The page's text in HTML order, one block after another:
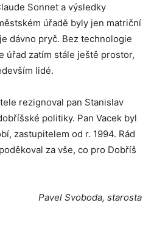
Sonnet a výsledky
úřadě byly jen matriční
dávno pryč. Bez technologie
úřad zatím stále ještě prostor,
lidé.
rezignoval pan Stanislav
politiky. Pan Vacek byl
zastupitelem od r. 1994. Rád
za vše, co pro Dobříš
Pavel Svoboda, starosta